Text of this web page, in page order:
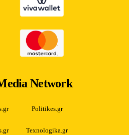
Network
Politikes.gr
Texnologika.gr